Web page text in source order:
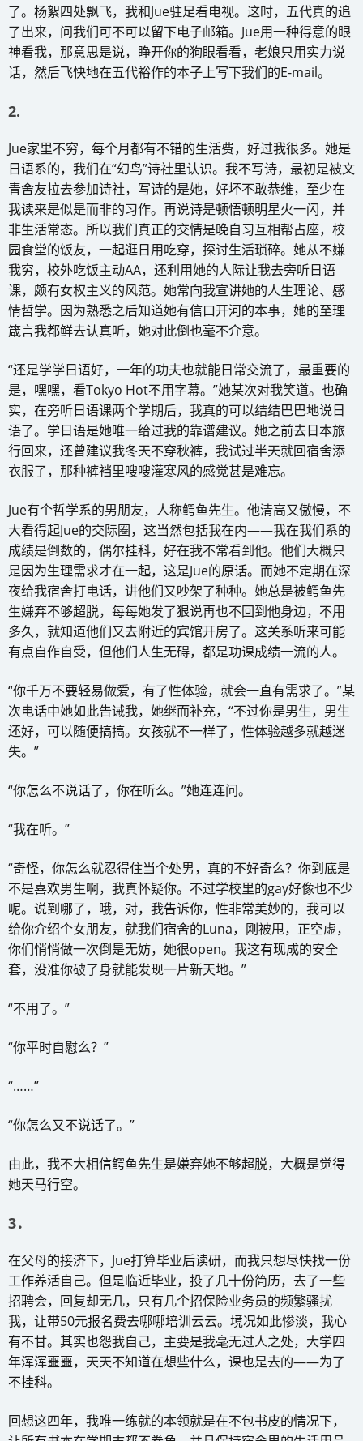
了。杨絮四处飘飞，我和Jue驻足看电视。这时，五代真的追
了出来，问我们可不可以留下电子邮箱。Jue用一种得意的眼
神看我，那意思是说，睁开你的狗眼看看，老娘只用实力说
话，然后飞快地在五代裕作的本子上写下我们的E-mail。
2.
Jue家里不穷，每个月都有不错的生活费，好过我很多。她是
日语系的，我们在“幻鸟”诗社里认识。我不写诗，最初是被文
青舍友拉去参加诗社，写诗的是她，好坏不敢恭维，至少在
我读来是似是而非的习作。再说诗是顿悟顿明星火一闪，并
非生活常态。所以我们真正的交情是晚自习互相帮占座，校
园食堂的饭友，一起逛日用吃穿，探讨生活琐碎。她从不嫌
我穷，校外吃饭主动AA，还利用她的人际让我去旁听日语
课，颇有女权主义的风范。她常向我宣讲她的人生理论、感
情哲学。因为熟悉之后知道她有信口开河的本事，她的至理
箴言我都鲜去认真听，她对此倒也毫不介意。
“还是学学日语好，一年的功夫也就能日常交流了，最重要的
是，嘿嘿，看Tokyo Hot不用字幕。”她某次对我笑道。也确
实，在旁听日语课两个学期后，我真的可以结结巴巴地说日
语了。学日语是她唯一给过我的靠谱建议。她之前去日本旅
行回来，还曾建议我冬天不穿秋裤，我试过半天就回宿舍添
衣服了，那种裤裆里嗖嗖灌寒风的感觉甚是难忘。
Jue有个哲学系的男朋友，人称鳄鱼先生。他清高又傲慢，不
大看得起Jue的交际圈，这当然包括我在内——我在我们系的
成绩是倒数的，偶尔挂科，好在我不常看到他。他们大概只
是因为生理需求才在一起，这是Jue的原话。而她不定期在深
夜给我宿舍打电话，讲他们又吵架了种种。她总是被鳄鱼先
生嫌弃不够超脱，每每她发了狠说再也不回到他身边，不用
多久，就知道他们又去附近的宾馆开房了。这关系听来可能
有点自作自受，但他们人生无碍，都是功课成绩一流的人。
“你千万不要轻易做爱，有了性体验，就会一直有需求了。”某
次电话中她如此告诫我，她继而补充，“不过你是男生，男生
还好，可以随便搞搞。女孩就不一样了，性体验越多就越迷
失。”
“你怎么不说话了，你在听么。”她连连问。
“我在听。”
“奇怪，你怎么就忍得住当个处男，真的不好奇么？你到底是
不是喜欢男生啊，我真怀疑你。不过学校里的gay好像也不少
呢。说到哪了，哦，对，我告诉你，性非常美妙的，我可以
给你介绍个女朋友，就我们宿舍的Luna，刚被甩，正空虚，
你们悄悄做一次倒是无妨，她很open。我这有现成的安全
套，没准你破了身就能发现一片新天地。”
“不用了。”
“你平时自慰么？”
“……”
“你怎么又不说话了。”
由此，我不大相信鳄鱼先生是嫌弃她不够超脱，大概是觉得
她天马行空。
3．
在父母的接济下，Jue打算毕业后读研，而我只想尽快找一份
工作养活自己。但是临近毕业，投了几十份简历，去了一些
招聘会，回复却无几，只有几个招保险业务员的频繁骚扰
我，让带50元报名费去哪哪培训云云。境况如此惨淡，我心
有不甘。其实也怨我自己，主要是我毫无过人之处，大学四
年浑浑噩噩，天天不知道在想些什么，课也是去的——为了
不挂科。
回想这四年，我唯一练就的本领就是在不包书皮的情况下，